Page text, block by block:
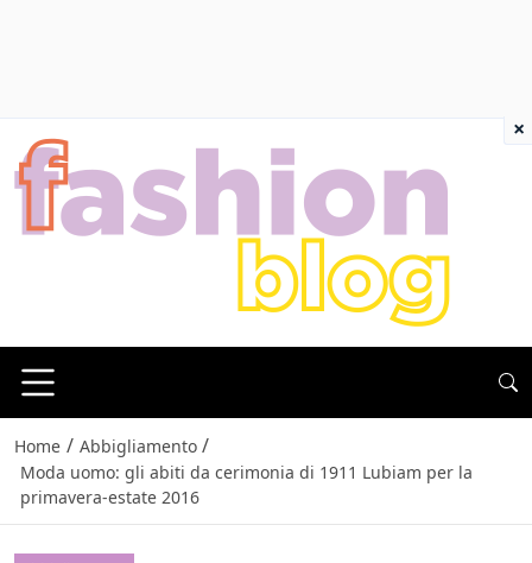
Home / Abbigliamento /
Moda uomo: gli abiti da cerimonia di 1911 Lubiam per la
primavera-estate 2016
×